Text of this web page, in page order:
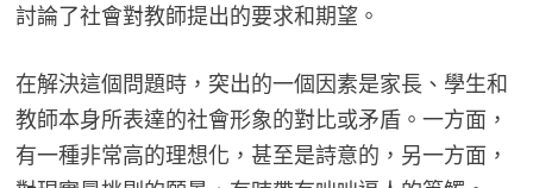
討論了社會對教師提出的要求和期望。
在解決這個問題時，突出的一個因素是家長、學生和
教師本身所表達的社會形象的對比或矛盾。一方面，
有一種非常高的理想化，甚至是詩意的，另一方面，